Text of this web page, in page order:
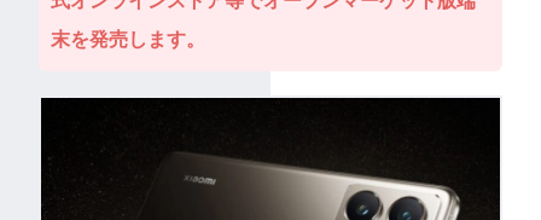
末を発売します。